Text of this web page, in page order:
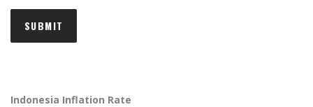
Indonesia Inflation Rate